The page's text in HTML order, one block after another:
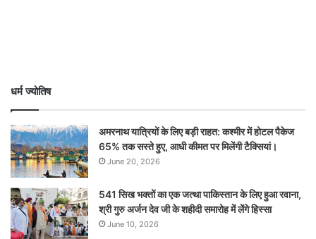
धर्म ज्योतिष
अमरनाथ यात्रियों के लिए बड़ी राहत: कश्मीर में होटल पैकेज
65% तक सस्ते हुए, आधी कीमत पर मिलेंगी टैक्सियां।
June 20, 2026
541 सिख भक्तों का एक जत्था पाकिस्तान के लिए हुआ रवाना,
श्री गुरु अर्जन देव जी के शहीदी समारोह में लेंगे हिस्सा
June 10, 2026